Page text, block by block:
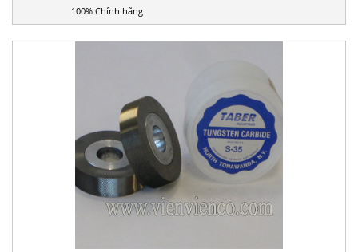
100% Chính hãng